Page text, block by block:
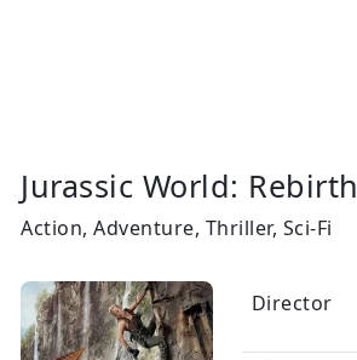
Jurassic World: Rebirth
Action, Adventure, Thriller, Sci-Fi
Director